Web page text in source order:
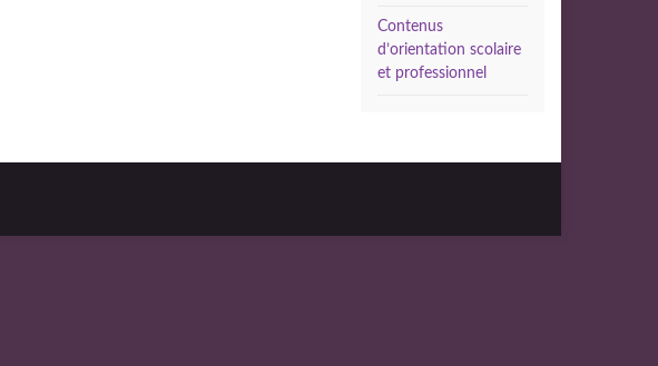
Contenus
d’orientation scolaire
et professionnel